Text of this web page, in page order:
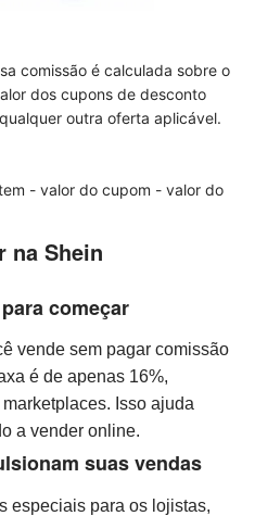
comissão é calculada sobre o
dos cupons de desconto
outra oferta aplicável.
- valor do cupom - valor do
na Shein
começar
vende sem pagar comissão
é de apenas 16%,
Isso ajuda
a vender online.
suas vendas
especiais para os lojistas,